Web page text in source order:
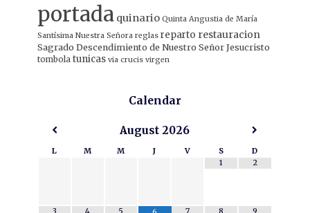
portada quinario Quinta Angustia de María
Santísima Nuestra Señora reglas reparto restauracion
Sagrado Descendimiento de Nuestro Señor Jesucristo
tombola tunicas via crucis virgen
Calendar
August 2026
L M M J V S
D
1
2
3 4 5 7 8 9